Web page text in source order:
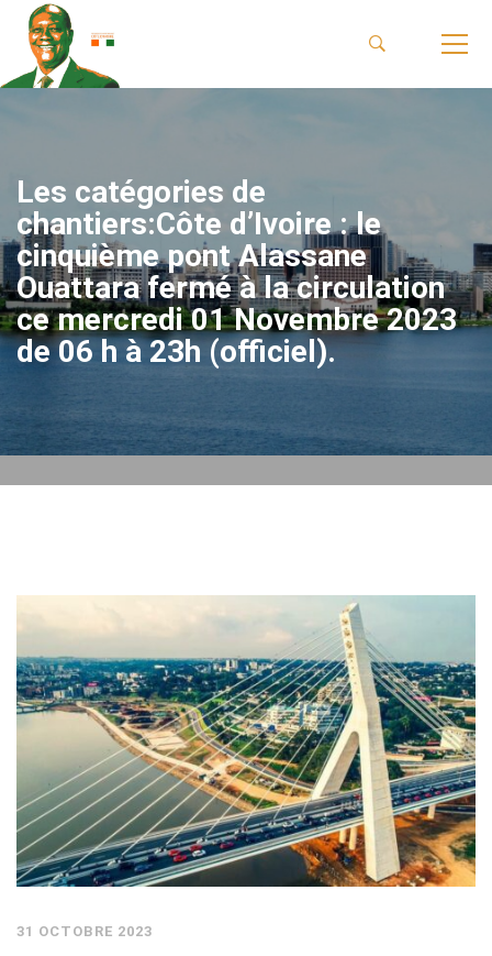
Les catégories de
chantiers:Côte d’Ivoire : le
cinquième pont Alassane
Ouattara fermé à la circulation
ce mercredi 01 Novembre 2023
de 06 h à 23h (officiel).
31 OCTOBRE 2023